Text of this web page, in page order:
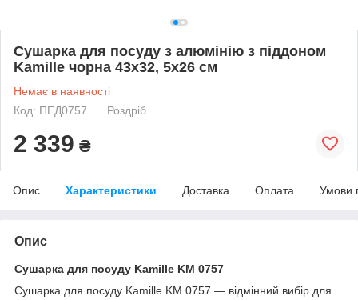
Сушарка для посуду з алюмінію з піддоном
Kamille чорна 43х32, 5х26 см
Немає в наявності
Код: ПЕД0757
Роздріб
2 339 ₴
Опис Характеристики Доставка Оплата Умови
Опис
Сушарка для посуду Kamille KM 0757
Сушарка для посуду Kamille KM 0757 — відмінний вибір для